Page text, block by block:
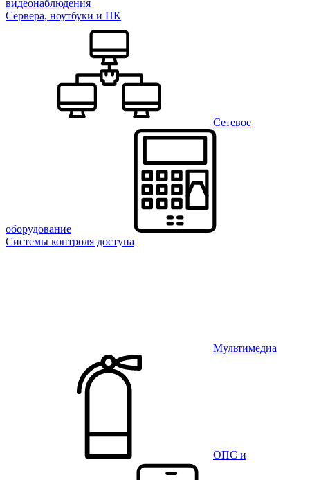
видеонаблюдения
Сервера, ноутбуки и ПК
Сетевое
оборудование
Системы контроля доступа
Мультимедиа
ОПС и